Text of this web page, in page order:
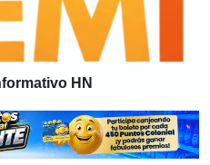
HN